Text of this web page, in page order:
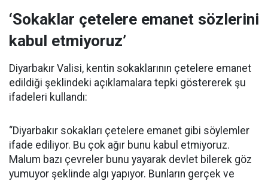
‘Sokaklar çetelere emanet sözlerini
kabul etmiyoruz’
Diyarbakır Valisi, kentin sokaklarının çetelere emanet
edildiği şeklindeki açıklamalara tepki göstererek şu
ifadeleri kullandı:
“Diyarbakır sokakları çetelere emanet gibi söylemler
ifade ediliyor. Bu çok ağır bunu kabul etmiyoruz.
Malum bazı çevreler bunu yayarak devlet bilerek göz
yumuyor şeklinde algı yapıyor. Bunların gerçek ve